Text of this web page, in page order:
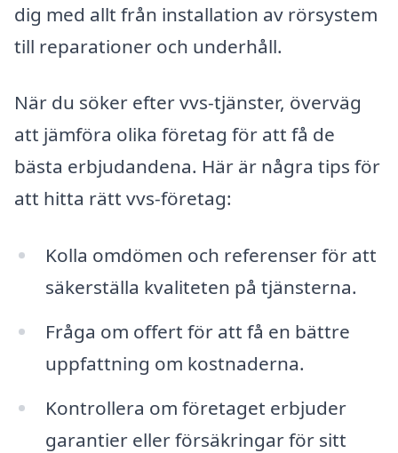
dig med allt från installation av rörsystem
till reparationer och underhåll.
När du söker efter vvs-tjänster, överväg
att jämföra olika företag för att få de
bästa erbjudandena. Här är några tips för
att hitta rätt vvs-företag:
Kolla omdömen och referenser för att
säkerställa kvaliteten på tjänsterna.
Fråga om offert för att få en bättre
uppfattning om kostnaderna.
Kontrollera om företaget erbjuder
garantier eller försäkringar för sitt